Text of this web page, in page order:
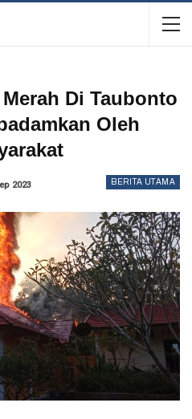
Di Taubonto
Oleh
BERITA UTAMA
2023